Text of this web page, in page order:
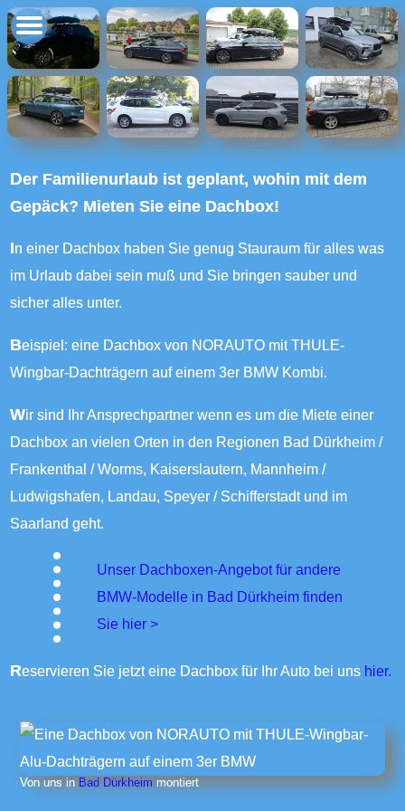
Der Familienurlaub ist geplant, wohin mit dem
Gepäck? Mieten Sie eine Dachbox!
In einer Dachbox haben Sie genug Stauraum für alles was
im Urlaub dabei sein muß und Sie bringen sauber und
sicher alles unter.
Beispiel: eine Dachbox von NORAUTO mit THULE-
Wingbar-Dachträgern auf einem 3er BMW Kombi.
Wir sind Ihr Ansprechpartner wenn es um die Miete einer
Dachbox an vielen Orten in den Regionen Bad Dürkheim /
Frankenthal / Worms, Kaiserslautern, Mannheim /
Ludwigshafen, Landau, Speyer / Schifferstadt und im
Saarland geht.
Unser Dachboxen-Angebot für andere
BMW-Modelle in Bad Dürkheim finden
Sie hier >
Reservieren Sie jetzt eine Dachbox für Ihr Auto bei uns hier.
Von uns inBad Dürkheimmontiert